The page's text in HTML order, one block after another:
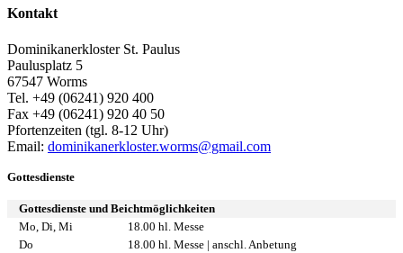
Kontakt
Dominikanerkloster St. Paulus
Paulusplatz 5
67547 Worms
Tel. +49 (06241) 920 400
Fax +49 (06241) 920 40 50
Pfortenzeiten (tgl. 8-12 Uhr)
Email: dominikanerkloster.worms@gmail.com
Gottesdienste
Gottesdienste und Beichtmöglichkeiten
Mo, Di, Mi
18.00 hl. Messe
Do
18.00 hl. Messe | anschl. Anbetung